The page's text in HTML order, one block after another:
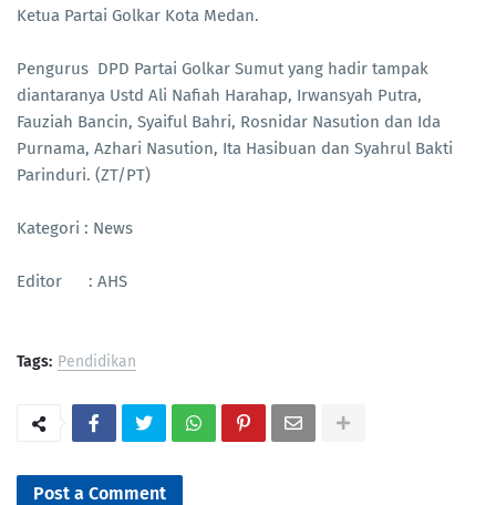
Ketua Partai Golkar Kota Medan.
Pengurus DPD Partai Golkar Sumut yang hadir tampak
diantaranya Ustd Ali Nafiah Harahap, Irwansyah Putra,
Fauziah Bancin, Syaiful Bahri, Rosnidar Nasution dan Ida
Purnama, Azhari Nasution, Ita Hasibuan dan Syahrul Bakti
Parinduri. (ZT/PT)
Kategori : News
Editor : AHS
Tags: Pendidikan
Post a Comment